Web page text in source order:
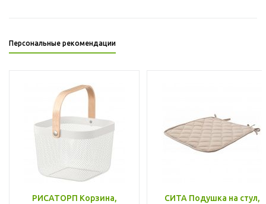
Персональные рекомендации
РИСАТОРП Корзина,
СИТА Подушка на стул,